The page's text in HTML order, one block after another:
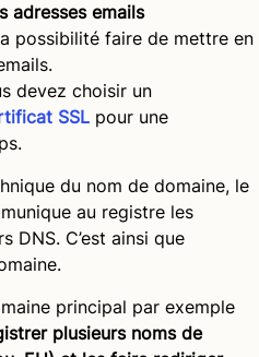
adresses emails
possibilité faire de mettre en
devez choisir un
SSL pour une
du nom de domaine, le
au registre les
DNS. C’est ainsi que
principal par exemple
plusieurs noms de